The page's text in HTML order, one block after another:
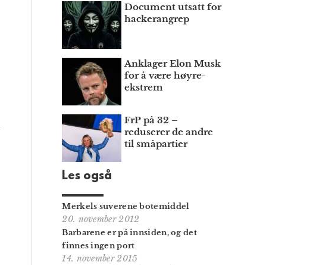
Document utsatt for
hackerangrep
Anklager Elon Musk
for å være høyre­
ekstrem
FrP på 32 –
reduserer de andre
til småpartier
Les også
Merkels suverene botemiddel
20. november 2012
Barbarene er på innsiden, og det
finnes ingen port
14. november 2015